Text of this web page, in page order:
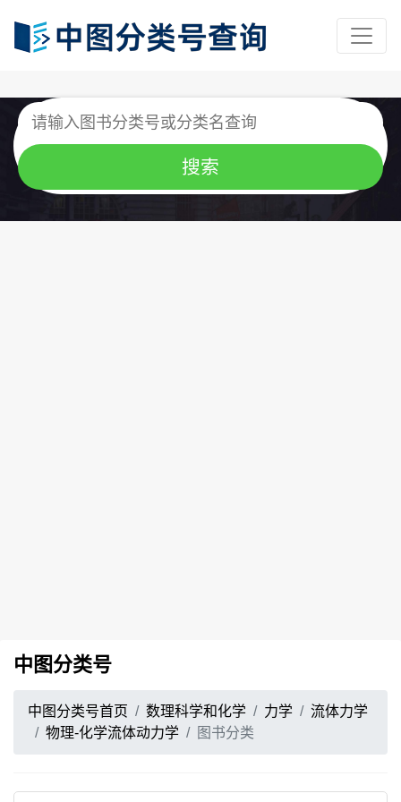
中图分类号
中图分类号首页 数理科学和化学 力学
流体力学
物理-化学流体动力学
图书分类